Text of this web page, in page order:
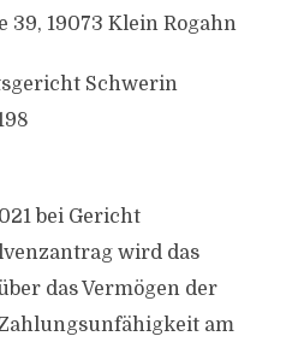
19073 Klein Rogahn
Schwerin
bei Gericht
wird das
das Vermögen der
am